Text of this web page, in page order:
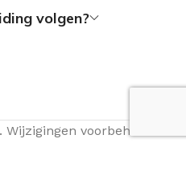
volgen?
voorbehouden.